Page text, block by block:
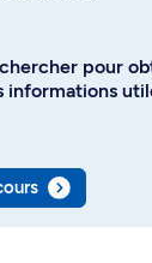
pour
informations